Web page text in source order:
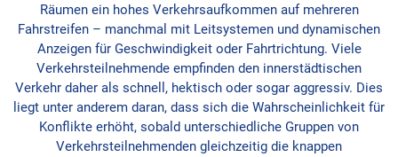
Räumen ein hohes Verkehrsaufkommen auf mehreren
Fahrstreifen – manchmal mit Leitsystemen und dynamischen
Anzeigen für Geschwindigkeit oder Fahrtrichtung. Viele
Verkehrsteilnehmende empfinden den innerstädtischen
Verkehr daher als schnell, hektisch oder sogar aggressiv. Dies
liegt unter anderem daran, dass sich die Wahrscheinlichkeit für
Konflikte erhöht, sobald unterschiedliche Gruppen von
Verkehrsteilnehmenden gleichzeitig die knappen